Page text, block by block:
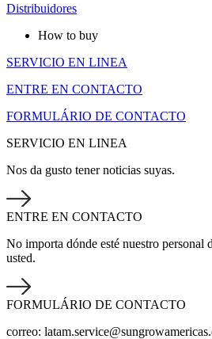
Distribuidores
How to buy
SERVICIO EN LINEA
ENTRE EN CONTACTO
FORMULÁRIO DE CONTACTO
SERVICIO EN LINEA
Nos da gusto tener noticias suyas.
ENTRE EN CONTACTO
No importa dónde esté nuestro personal
usted.
FORMULÁRIO DE CONTACTO
correo: